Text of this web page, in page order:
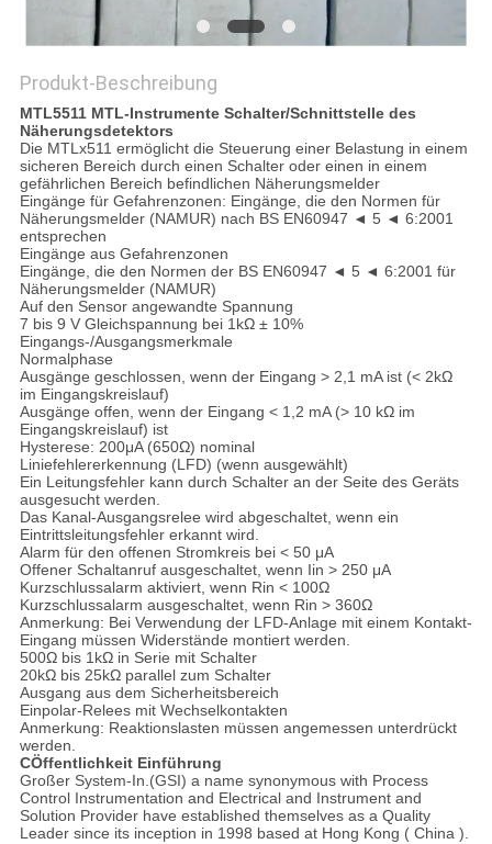
Produkt-Beschreibung
MTL5511 MTL-Instrumente Schalter/Schnittstelle des
Näherungsdetektors
Die MTLx511 ermöglicht die Steuerung einer Belastung in einem
sicheren Bereich durch einen Schalter oder einen in einem
gefährlichen Bereich befindlichen Näherungsmelder
Eingänge für Gefahrenzonen: Eingänge, die den Normen für
Näherungsmelder (NAMUR) nach BS EN60947 ◄ 5 ◄ 6:2001
entsprechen
Eingänge aus Gefahrenzonen
Eingänge, die den Normen der BS EN60947 ◄ 5 ◄ 6:2001 für
Näherungsmelder (NAMUR)
Auf den Sensor angewandte Spannung
7 bis 9 V Gleichspannung bei 1kΩ ± 10%
Eingangs-/Ausgangsmerkmale
Normalphase
Ausgänge geschlossen, wenn der Eingang > 2,1 mA ist (< 2kΩ
im Eingangskreislauf)
Ausgänge offen, wenn der Eingang < 1,2 mA (> 10 kΩ im
Eingangskreislauf) ist
Hysterese: 200μA (650Ω) nominal
Liniefehlererkennung (LFD) (wenn ausgewählt)
Ein Leitungsfehler kann durch Schalter an der Seite des Geräts
ausgesucht werden.
Das Kanal-Ausgangsrelee wird abgeschaltet, wenn ein
Eintrittsleitungsfehler erkannt wird.
Alarm für den offenen Stromkreis bei < 50 μA
Offener Schaltanruf ausgeschaltet, wenn Iin > 250 μA
Kurzschlussalarm aktiviert, wenn Rin < 100Ω
Kurzschlussalarm ausgeschaltet, wenn Rin > 360Ω
Anmerkung: Bei Verwendung der LFD-Anlage mit einem Kontakt-
Eingang müssen Widerstände montiert werden.
500Ω bis 1kΩ in Serie mit Schalter
20kΩ bis 25kΩ parallel zum Schalter
Ausgang aus dem Sicherheitsbereich
Einpolar-Relees mit Wechselkontakten
Anmerkung: Reaktionslasten müssen angemessen unterdrückt
werden.
CÖffentlichkeit Einführung
Großer System-In.(GSI) a name synonymous with Process
Control Instrumentation and Electrical and Instrument and
Solution Provider have established themselves as a Quality
Leader since its inception in 1998 based at Hong Kong ( China ).